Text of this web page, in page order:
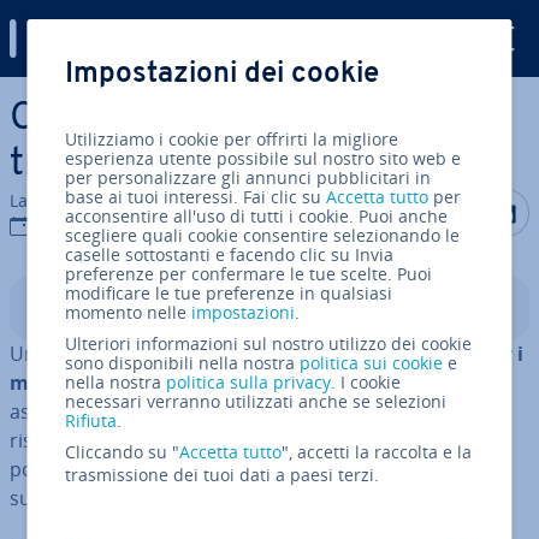
Vai al contenuto prin­ci­pa­le
Contenuto duplicato: come
trovarlo ed evitarlo
La redazione di IONOS
14 lug 2021
Condividi
Indice
Uno dei principi più im­por­tan­tidell’ot­ti­miz­za­zio­ne per i
motori di ricercaè l’unicità del contenuto. Questo
assicura un miglior po­si­zio­na­men­to del sito web tra i
risultati di ricerca e rende l’espe­rien­za utente più
positiva. Ciò si pone alla base di unacontent strategy
successo.
Impostazioni dei cookie
Utilizziamo i cookie per offrirti la migliore
esperienza utente possibile sul nostro sito web e
per personalizzare gli annunci pubblicitari in
base ai tuoi interessi. Fai clic suAccetta tutto per
acconsentire all'uso di tutti i cookie. Puoi anche
scegliere quali cookie consentire selezionando le
caselle sottostanti e facendo clic su Invia
preferenze per confermare le tue scelte. Puoi
modificare le tue preferenze in qualsiasi
momento nelle impostazioni.
Ulteriori informazioni sul nostro utilizzo dei cookie
sono disponibili nella nostra politica sui cookie e
nella nostra politica sulla privacy. I cookie
necessari verranno utilizzati anche se selezioni
Rifiuta.
Cliccando su "Accetta tutto", accetti la raccolta e la
trasmissione dei tuoi dati a paesi terzi.